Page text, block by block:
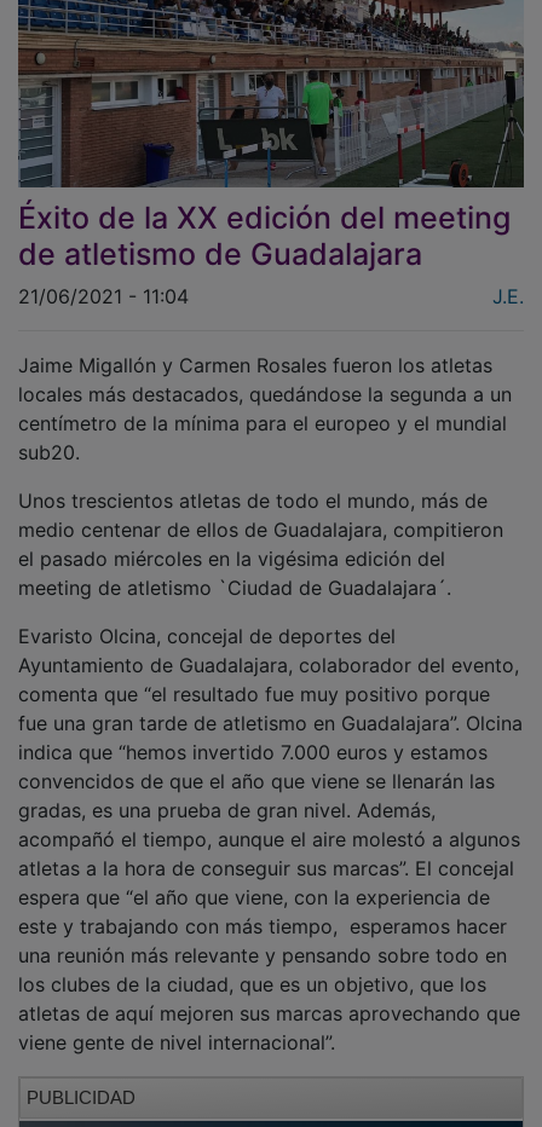
Éxito de la XX edición del meeting
de atletismo de Guadalajara
locales más destacados, quedándose la segunda a un
centímetro de la mínima para el europeo y el mundial
sub20.
medio centenar de ellos de Guadalajara, compitieron
el pasado miércoles en la vigésima edición del
meeting de atletismo `Ciudad de Guadalajara´.
Ayuntamiento de Guadalajara, colaborador del evento,
comenta que “el resultado fue muy positivo porque
fue una gran tarde de atletismo en Guadalajara”. Olcina
indica que “hemos invertido 7.000 euros y estamos
convencidos de que el año que viene se llenarán las
gradas, es una prueba de gran nivel. Además,
acompañó el tiempo, aunque el aire molestó a algunos
atletas a la hora de conseguir sus marcas”. El concejal
espera que “el año que viene, con la experiencia de
este y trabajando con más tiempo, esperamos hacer
una reunión más relevante y pensando sobre todo en
los clubes de la ciudad, que es un objetivo, que los
atletas de aquí mejoren sus marcas aprovechando que
viene gente de nivel internacional”.